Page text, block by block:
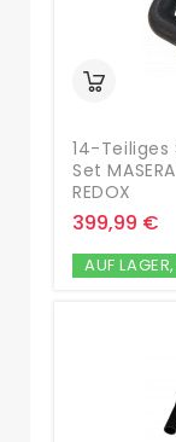
14-
Set
REDOX
399,99 €
AUF